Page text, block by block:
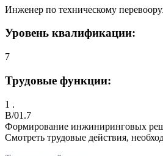
Инженер по техническому
Уровень квалификации:
7
Трудовые функции:
1 .
B/01.7
Формирование инжиниринговых
Смотреть трудовые действия,